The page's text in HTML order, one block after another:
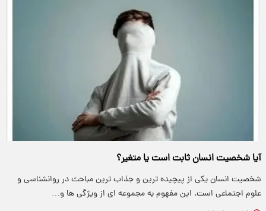
آیا شخصیت انسان ثابت است یا متغیر؟
شخصیت انسان یکی از پیچیده ترین و جذاب ترین مباحث در روانشناسی و
علوم اجتماعی است. این مفهوم به مجموعه ای از ویژگی ها و…